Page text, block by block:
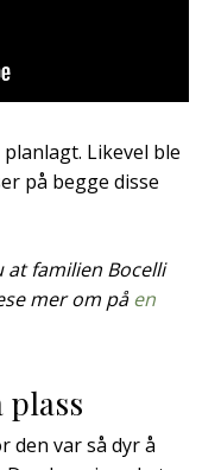
Likevel ble
på begge disse
at familien Bocelli
mer om påen
plass
den var så dyr å